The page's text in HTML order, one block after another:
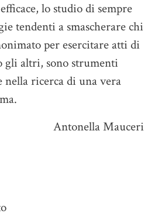
lo studio di sempre
tendenti a smascherare chi
per esercitare atti di
gli altri, sono strumenti
nella ricerca di una vera
Antonella Mauceri